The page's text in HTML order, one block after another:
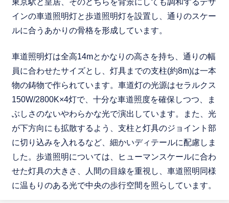
インの車道照明灯と歩道照明灯を設置し、通りのスケー
ルに合うあかりの骨格を形成しています。
車道照明灯は全高14mとかなりの高さを持ち、通りの幅
員に合わせたサイズとし、灯具までの支柱(約8m)は一本
物の鋳物で作られています。車道灯の光源はセラルクス
150W/2800K×4灯で、十分な車道照度を確保しつつ、ま
ぶしさのないやわらかな光で演出しています。また、光
が下方向にも拡散するよう、支柱と灯具のジョイント部
に切り込みを入れるなど、細かいディテールに配慮しま
した。歩道照明については、ヒューマンスケールに合わ
せた灯具の大きさ、人間の目線を重視し、車道照明同様
に温もりのある光で中央の歩行空間を照らしています。